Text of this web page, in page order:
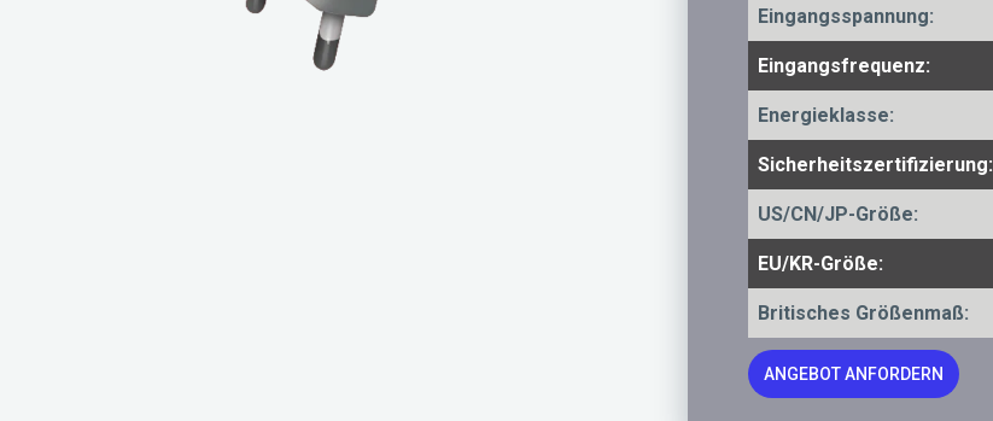
Eingangsspannung:
Eingangsfrequenz:
Energieklasse:
Sicherheitszertifizierung:
US/CN/JP-Größe:
EU/KR-Größe:
Britisches Größenmaß:
ANGEBOT ANFORDERN